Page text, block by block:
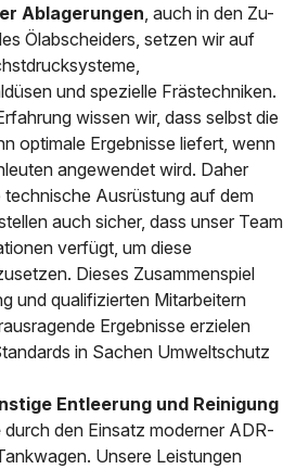
Ablagerungen , auch in den Zu-
Ölabscheiders, setzen wir auf
und spezielle Frästechniken.
wissen wir, dass selbst die
optimale Ergebnisse liefert, wenn
angewendet wird. Daher
Ausrüstung auf dem
auch sicher, dass unser Team
verfügt, um diese
Dieses Zusammenspiel
und qualifizierten Mitarbeitern
Ergebnisse erzielen
in Sachen Umweltschutz
Entleerung und Reinigung
durch den Einsatz moderner ADR-
Unsere Leistungen